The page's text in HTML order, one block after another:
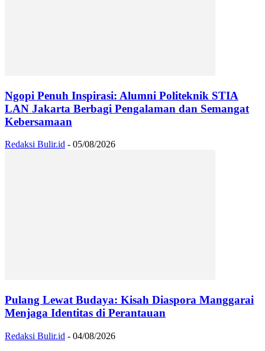
Ngopi Penuh Inspirasi: Alumni Politeknik STIA
LAN Jakarta Berbagi Pengalaman dan Semangat
Kebersamaan
Redaksi Bulir.id - 05/08/2026
Pulang Lewat Budaya: Kisah Diaspora Manggarai
Menjaga Identitas di Perantauan
Redaksi Bulir.id - 04/08/2026